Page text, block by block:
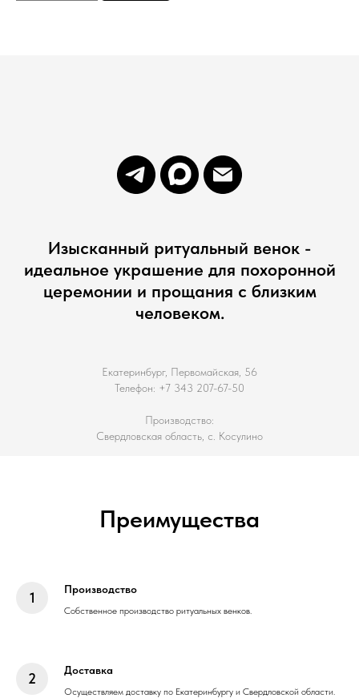
Изысканный ритуальный венок -
идеальное украшение для похоронной
церемонии и прощания с близким
человеком.
Екатеринбург, Первомайская, 56
Телефон: +7 343 207-67-50
Производство:
Свердловская область, с. Косулино
Преимущества
Производство
Собственное производство ритуальных венков.
Доставка
Осуществляем доставку по Екатеринбургу и Свердловской области.